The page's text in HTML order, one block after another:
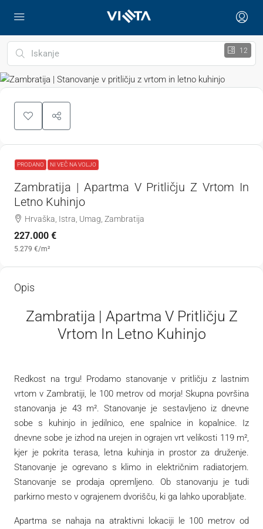
12
PRODANO NI VEČ NA VOLJO
Zambratija | Apartma V Pritličju Z Vrtom In
Letno Kuhinjo
Hrvaška, Istra, Umag, Zambratija
227.000 €
5.279 €/m²
Opis
Zambratija | Apartma V Pritličju Z
Vrtom In Letno Kuhinjo
Redkost na trgu! Prodamo stanovanje v pritličju z lastnim
vrtom v Zambratiji, le 100 metrov od morja! Skupna površina
stanovanja je 43 m². Stanovanje je sestavljeno iz dnevne
sobe s kuhinjo in jedilnico, ene spalnice in kopalnice. Iz
dnevne sobe je izhod na urejen in ograjen vrt velikosti 119 m²,
kjer je pokrita terasa, letna kuhinja in prostor za druženje.
Stanovanje je ogrevano s klimo in električnim radiatorjem.
Stanovanje se prodaja opremljeno. Ob stanovanju je tudi
parkirno mesto v ograjenem dvorišču, ki ga lahko uporabljate.
Apartma se nahaja na atraktivni lokaciji le 100 metrov od